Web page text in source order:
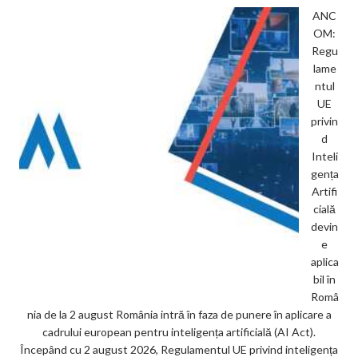
ANC
OM:
Regu
lame
ntul
UE
privin
d
Inteli
gența
Artifi
cială
devin
e
aplica
bil în
Româ
nia de la 2 august România intră în faza de punere în aplicare a
cadrului european pentru inteligența artificială (AI Act).
Începând cu 2 august 2026, Regulamentul UE privind inteligența